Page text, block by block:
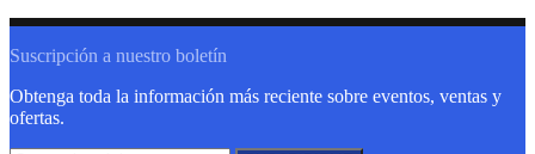
Suscripción a nuestro boletín
Obtenga toda la información más reciente sobre eventos, ventas y
ofertas.